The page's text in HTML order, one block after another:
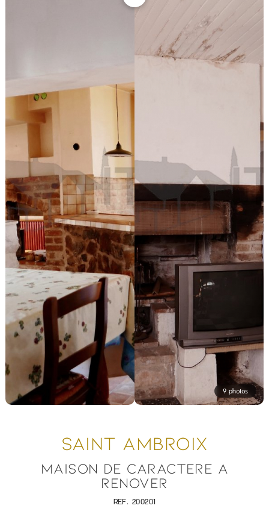
9 photos
SAINT AMBROIX
MAISON DE CARACTERE A
RENOVER
REF. 200201